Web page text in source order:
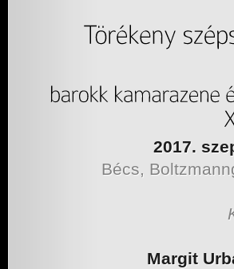
2017.
Bécs,
Margit